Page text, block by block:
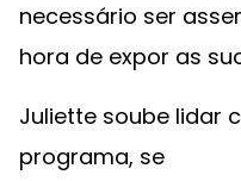
necessário ser
hora de expor as
Juliette soube lidar
programa, se